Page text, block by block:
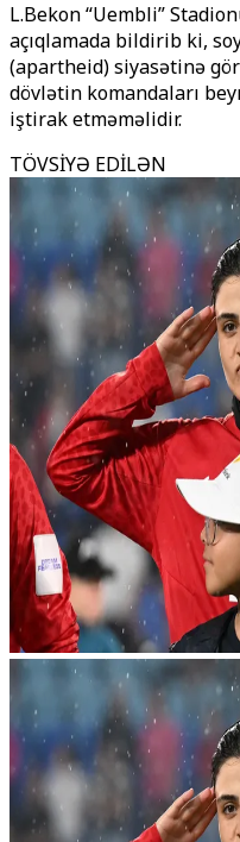
L.Bekon “Uembli”
açıqlamada bildirib ki,
(apartheid) siyasətinə
dövlətin komandaları
iştirak etməməlidir.
TÖVSİYƏ EDİLƏN